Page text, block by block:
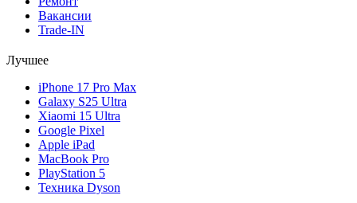
Вакансии
Trade-IN
Лучшее
iPhone 17 Pro Max
Galaxy S25 Ultra
Xiaomi 15 Ultra
Google Pixel
Apple iPad
MacBook Pro
PlayStation 5
Техника Dyson